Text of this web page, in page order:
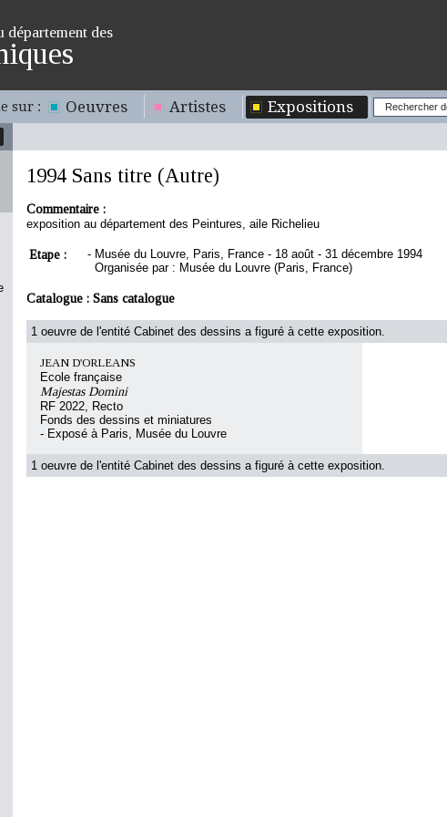
des
sur : Oeuvres Artistes Expositions
1994 Sans titre (Autre)
Commentaire :
exposition au département des Peintures, aile Richelieu
Etape : - Musée du Louvre, Paris, France - 18 août - 31 décembre 1994
Organisée par : Musée du Louvre (Paris, France)
Catalogue : Sans catalogue
1 oeuvre de l'entité Cabinet des dessins a figuré à cette exposition.
JEAN D'ORLEANS
Ecole française
Majestas Domini
RF 2022, Recto
Fonds des dessins et miniatures
- Exposé à Paris, Musée du Louvre
1 oeuvre de l'entité Cabinet des dessins a figuré à cette exposition.